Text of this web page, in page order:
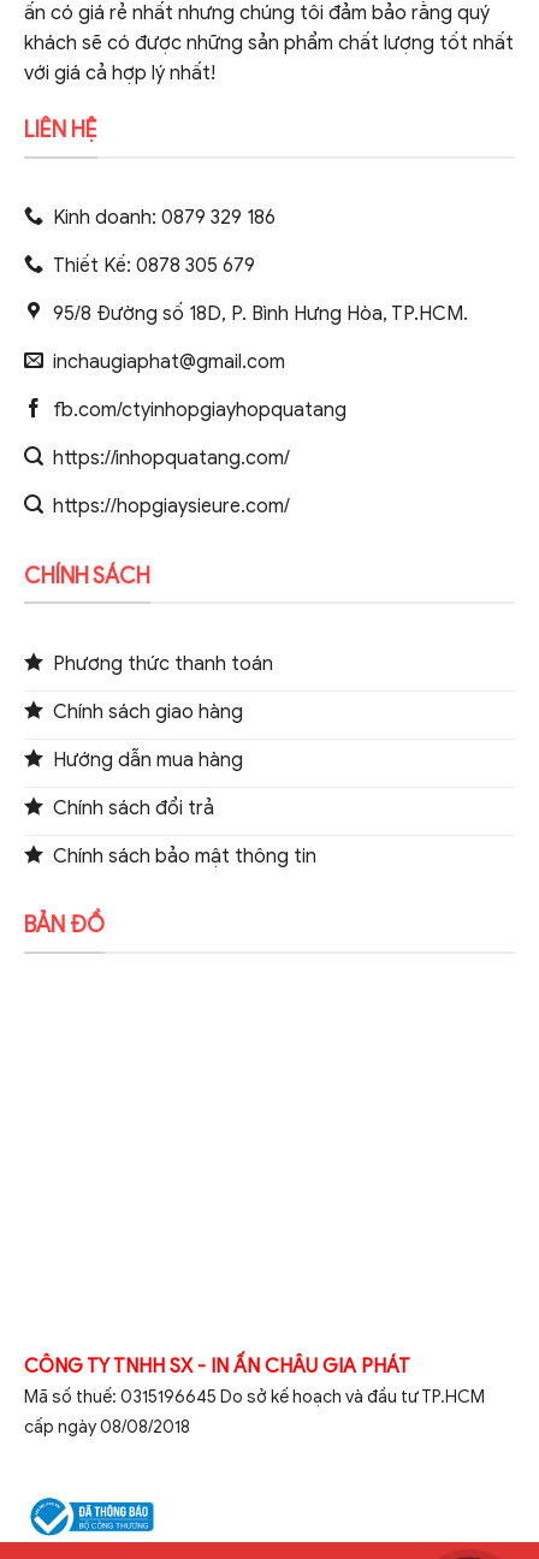
ấn có giá rẻ nhất nhưng chúng tôi đảm bảo rằng quý
khách sẽ có được những sản phẩm chất lượng tốt nhất
với giá cả hợp lý nhất!
LIÊN HỆ
Kinh doanh: 0879 329 186
Thiết Kế: 0878 305 679
95/8 Đường số 18D, P. Bình Hưng Hòa, TP.HCM.
inchaugiaphat@gmail.com
fb.com/ctyinhopgiayhopquatang
https://inhopquatang.com/
https://hopgiaysieure.com/
CHÍNH SÁCH
Phương thức thanh toán
Chính sách giao hàng
Hướng dẫn mua hàng
Chính sách đổi trả
Chính sách bảo mật thông tin
BẢN ĐỒ
CÔNG TY TNHH SX - IN ẤN CHÂU GIA PHÁT
Mã số thuế: 0315196645 Do sở kế hoạch và đầu tư TP.HCM
cấp ngày 08/08/2018